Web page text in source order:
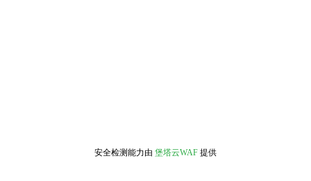
安全检测能力由 堡塔云WAF 提供